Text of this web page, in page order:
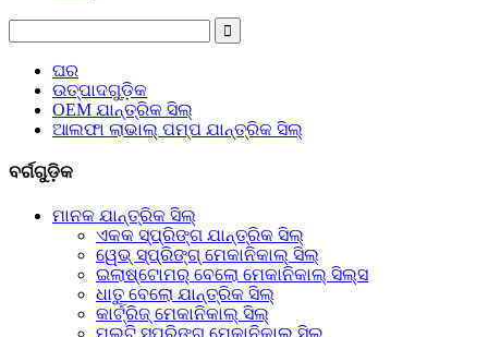
ଘର
ଉତ୍ପାଦଗୁଡ଼ିକ
OEM ଯାନ୍ତ୍ରିକ ସିଲ୍
ଆଲଫା ଲାଭାଲ୍ ପମ୍ପ ଯାନ୍ତ୍ରିକ ସିଲ୍
ବର୍ଗଗୁଡ଼ିକ
ମାନକ ଯାନ୍ତ୍ରିକ ସିଲ୍
ଏକକ ସ୍ପ୍ରିଙ୍ଗ ଯାନ୍ତ୍ରିକ ସିଲ୍
ୱେଭ୍ ସ୍ପ୍ରିଙ୍ଗ୍ ମେକାନିକାଲ୍ ସିଲ୍
ଇଲାଷ୍ଟୋମର୍ ବେଲୋ ମେକାନିକାଲ୍ ସିଲ୍ସ
ଧାତୁ ବେଲୋ ଯାନ୍ତ୍ରିକ ସିଲ୍
କାର୍ଟ୍ରିଜ୍ ମେକାନିକାଲ୍ ସିଲ୍
ମଲ୍ଟି ସ୍ପ୍ରିଙ୍ଗ ମେକାନିକାଲ୍ ସିଲ୍